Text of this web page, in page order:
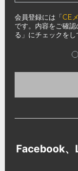
会員登録には「CE
です。内容をご確
る」にチェックをし
Facebook、